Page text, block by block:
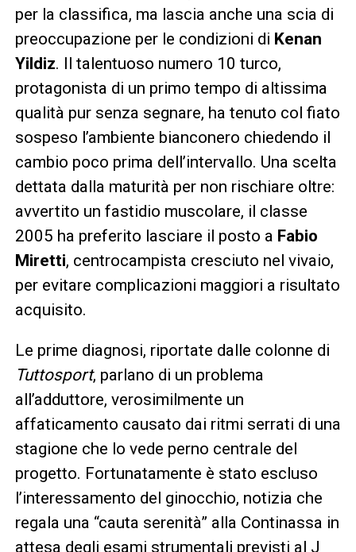
per la classifica, ma lascia anche una scia di
preoccupazione per le condizioni di Kenan
Yildiz. Il talentuoso numero 10 turco,
protagonista di un primo tempo di altissima
qualità pur senza segnare, ha tenuto col fiato
sospeso l’ambiente bianconero chiedendo il
cambio poco prima dell’intervallo. Una scelta
dettata dalla maturità per non rischiare oltre:
avvertito un fastidio muscolare, il classe
2005 ha preferito lasciare il posto a Fabio
Miretti, centrocampista cresciuto nel vivaio,
per evitare complicazioni maggiori a risultato
acquisito.
Le prime diagnosi, riportate dalle colonne di
Tuttosport, parlano di un problema
all’adduttore, verosimilmente un
affaticamento causato dai ritmi serrati di una
stagione che lo vede perno centrale del
progetto. Fortunatamente è stato escluso
l’interessamento del ginocchio, notizia che
regala una “cauta serenità” alla Continassa in
attesa degli esami strumentali previsti al J